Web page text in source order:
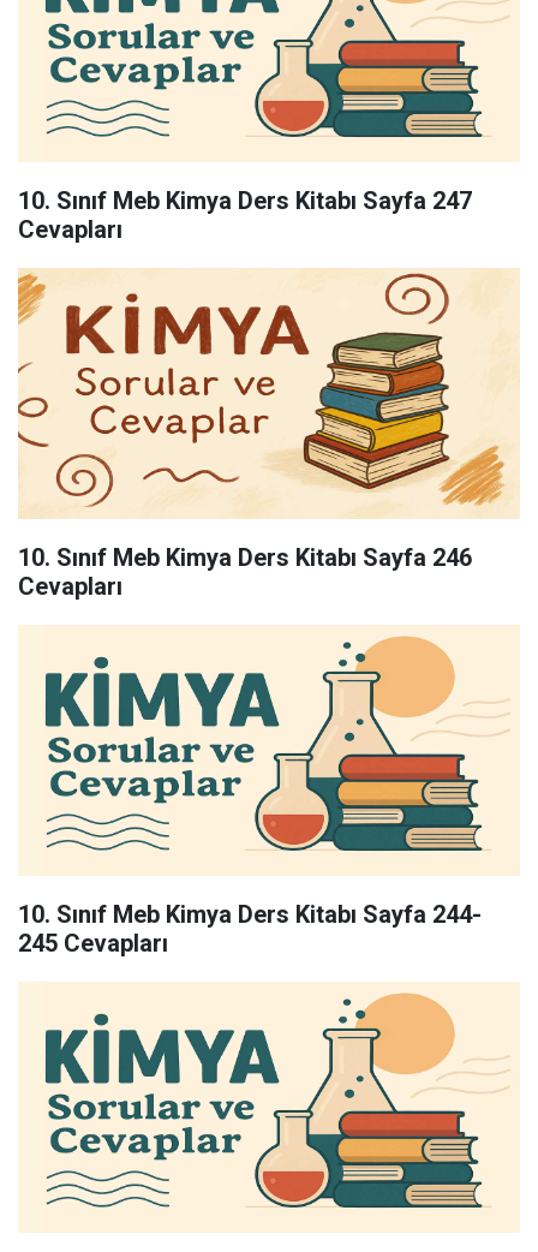
10. Sınıf Meb Kimya Ders Kitabı Sayfa 247
Cevapları
10. Sınıf Meb Kimya Ders Kitabı Sayfa 246
Cevapları
10. Sınıf Meb Kimya Ders Kitabı Sayfa 244-
245 Cevapları